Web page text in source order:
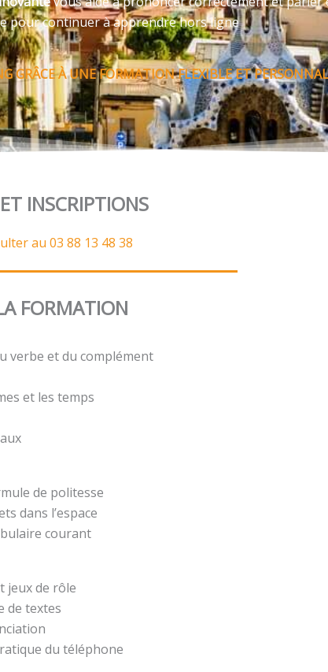
pour continuer à apprendre hors ligne
GRÂCE À UNE FORMATION FLEXIBLE ET
INSCRIPTIONS
au 03 88 13 48 38
FORMATION
verbe et du complément
et les temps
de politesse
dans l’espace
courant
jeux de rôle
de textes
du téléphone